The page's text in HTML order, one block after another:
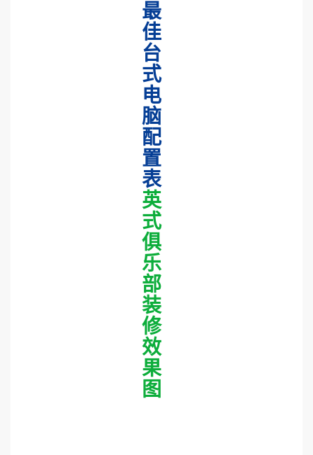
最
佳
台
式
电
脑
配
置
表
英
式
俱
乐
部
装
修
效
果
图